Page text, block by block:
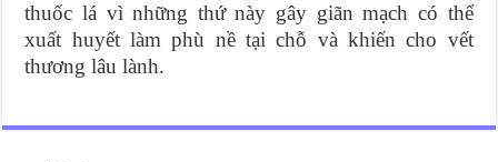
thuốc lá vì những thứ này gây giãn mạch có thể
xuất huyết làm phù nề tại chỗ và khiến cho vết
thương lâu lành.